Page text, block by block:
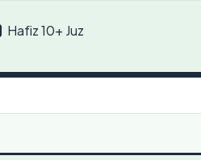
Hafiz 10+ Juz